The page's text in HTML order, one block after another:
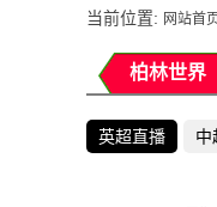
当前位置: 网站首
柏林世界
英超直播 中